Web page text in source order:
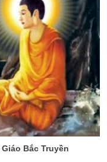
Bắc Truyền